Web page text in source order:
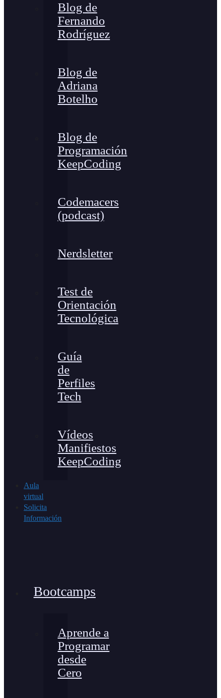
Blog de
Fernando
Rodríguez
Blog de
Adriana
Botelho
Blog de
Programación
KeepCoding
Codemacers
(podcast)
Nerdsletter
Test de
Orientación
Tecnológica
Guía
de
Perfiles
Tech
Vídeos
Manifiestos
KeepCoding
Aula
virtual
Solicita
Información
Bootcamps
Aprende a
Programar
desde
Cero